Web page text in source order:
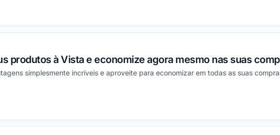
não funcionou
produtos à Vista e economize agora mesmo nas suas
simplesmente incríveis e aproveite para economizar em todas as suas
não funcionou